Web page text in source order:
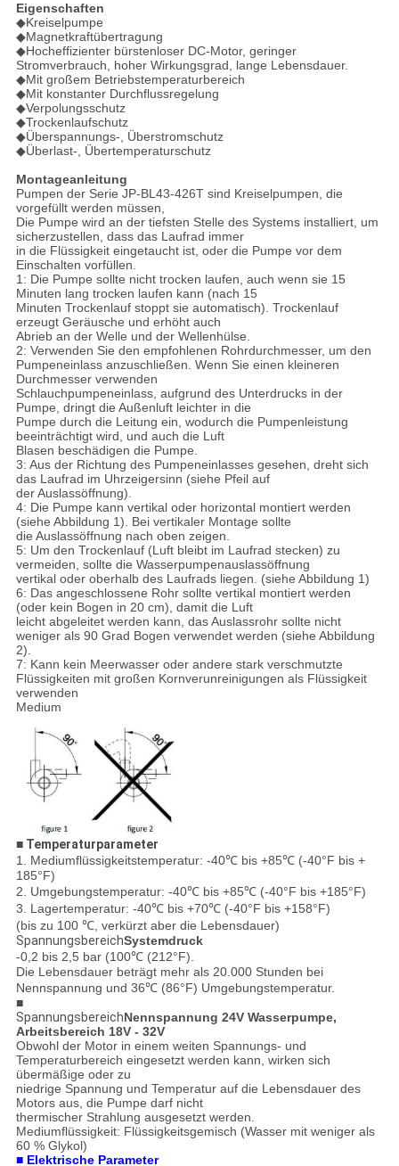
Eigenschaften
◆Kreiselpumpe
◆Magnetkraftübertragung
◆Hocheffizienter bürstenloser DC-Motor, geringer
Stromverbrauch, hoher Wirkungsgrad, lange Lebensdauer.
◆Mit großem Betriebstemperaturbereich
◆Mit konstanter Durchflussregelung
◆Verpolungsschutz
◆Trockenlaufschutz
◆Überspannungs-, Überstromschutz
◆Überlast-, Übertemperaturschutz
Montageanleitung
Pumpen der Serie JP-BL43-426T sind Kreiselpumpen, die
vorgefüllt werden müssen,
Die Pumpe wird an der tiefsten Stelle des Systems installiert, um
sicherzustellen, dass das Laufrad immer
in die Flüssigkeit eingetaucht ist, oder die Pumpe vor dem
Einschalten vorfüllen.
1: Die Pumpe sollte nicht trocken laufen, auch wenn sie 15
Minuten lang trocken laufen kann (nach 15
Minuten Trockenlauf stoppt sie automatisch). Trockenlauf
erzeugt Geräusche und erhöht auch
Abrieb an der Welle und der Wellenhülse.
2: Verwenden Sie den empfohlenen Rohrdurchmesser, um den
Pumpeneinlass anzuschließen. Wenn Sie einen kleineren
Durchmesser verwenden
Schlauchpumpeneinlass, aufgrund des Unterdrucks in der
Pumpe, dringt die Außenluft leichter in die
Pumpe durch die Leitung ein, wodurch die Pumpenleistung
beeinträchtigt wird, und auch die Luft
Blasen beschädigen die Pumpe.
3: Aus der Richtung des Pumpeneinlasses gesehen, dreht sich
das Laufrad im Uhrzeigersinn (siehe Pfeil auf
der Auslassöffnung).
4: Die Pumpe kann vertikal oder horizontal montiert werden
(siehe Abbildung 1). Bei vertikaler Montage sollte
die Auslassöffnung nach oben zeigen.
5: Um den Trockenlauf (Luft bleibt im Laufrad stecken) zu
vermeiden, sollte die Wasserpumpenauslassöffnung
vertikal oder oberhalb des Laufrads liegen. (siehe Abbildung 1)
6: Das angeschlossene Rohr sollte vertikal montiert werden
(oder kein Bogen in 20 cm), damit die Luft
leicht abgeleitet werden kann, das Auslassrohr sollte nicht
weniger als 90 Grad Bogen verwendet werden (siehe Abbildung
2).
7: Kann kein Meerwasser oder andere stark verschmutzte
Flüssigkeiten mit großen Kornverunreinigungen als Flüssigkeit
verwenden
Medium
■Temperaturparameter
1. Mediumflüssigkeitstemperatur: -40℃ bis +85℃ (-40°F bis +
185°F)
2. Umgebungstemperatur: -40℃ bis +85℃ (-40°F bis +185°F)
3. Lagertemperatur: -40℃ bis +70℃ (-40°F bis +158°F)
(bis zu 100 ℃, verkürzt aber die Lebensdauer)
SpannungsbereichSystemdruck
-0,2 bis 2,5 bar (100℃ (212°F).
Die Lebensdauer beträgt mehr als 20.000 Stunden bei
Nennspannung und 36℃ (86°F) Umgebungstemperatur.
■
SpannungsbereichNennspannung 24V Wasserpumpe,
Arbeitsbereich 18V - 32V
Obwohl der Motor in einem weiten Spannungs- und
Temperaturbereich eingesetzt werden kann, wirken sich
übermäßige oder zu
niedrige Spannung und Temperatur auf die Lebensdauer des
Motors aus, die Pumpe darf nicht
thermischer Strahlung ausgesetzt werden.
Mediumflüssigkeit: Flüssigkeitsgemisch (Wasser mit weniger als
60 % Glykol)
■ Elektrische Parameter